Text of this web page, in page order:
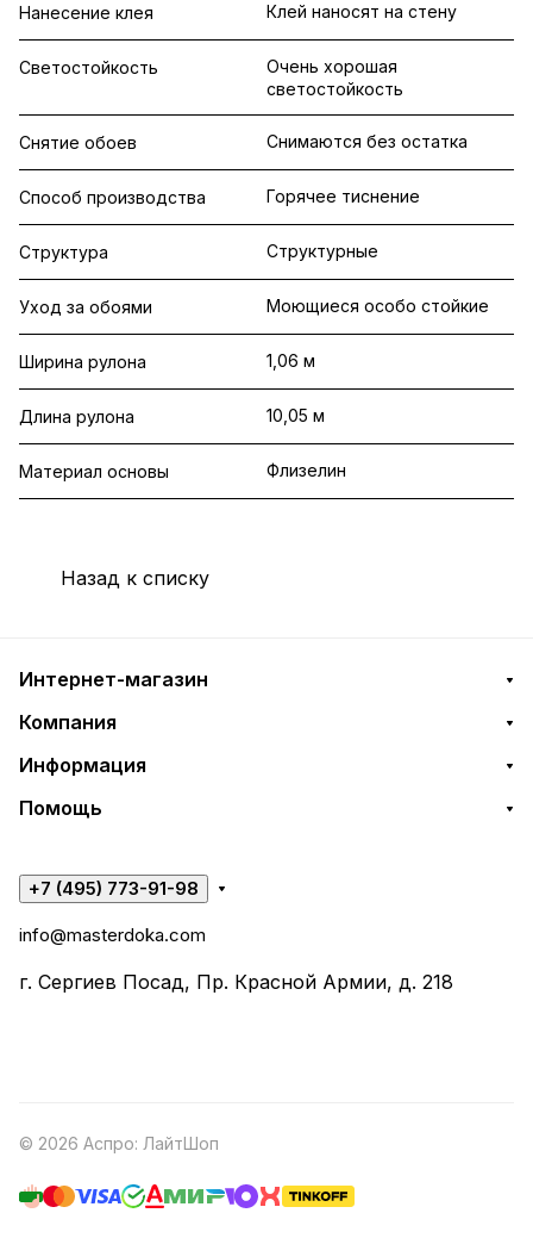
Нанесение клея Клей наносят на стену
Светостойкость
Очень хорошая
светостойкость
Снятие обоев Снимаются без остатка
Способ производства Горячее тиснение
Структура Структурные
Уход за обоями Моющиеся особо стойкие
Ширина рулона 1,06 м
Длина рулона 10,05 м
Материал основы Флизелин
Назад к списку
Интернет-магазин
Компания
Информация
Помощь
+7 (495) 773-91-98
info@masterdoka.com
г. Сергиев Посад, Пр. Красной Армии, д. 218
© 2026 Аспро: ЛайтШоп